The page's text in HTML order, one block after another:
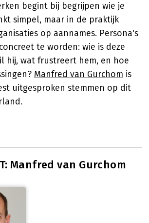
begint bij begrijpen wie je
simpel, maar in de praktijk
op aannames. Persona's
te worden: wie is deze
hij, wat frustreert hem, en hoe
Manfred van Gurchom is
uitgesproken stemmen op dit
Manfred van Gurchom